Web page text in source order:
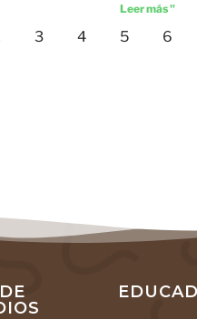
Leer más "
3 4 5 6